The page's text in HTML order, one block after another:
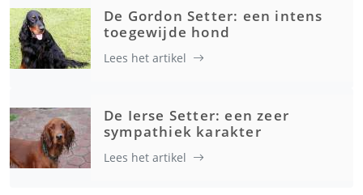
De Gordon Setter: een intens
toegewijde hond
Lees het artikel
De Ierse Setter: een zeer
sympathiek karakter
Lees het artikel